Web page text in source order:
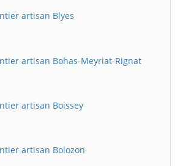
artisan Blyes
artisan Bohas-Meyriat-Rignat
artisan Boissey
artisan Bolozon